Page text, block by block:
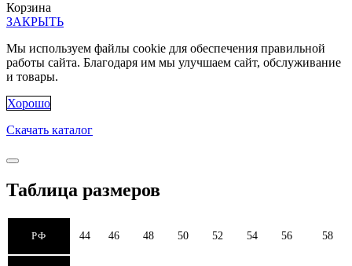
Корзина
ЗАКРЫТЬ
Мы используем файлы cookie для обеспечения правильной
работы сайта. Благодаря им мы улучшаем сайт, обслуживание
и товары.
Хорошо
Скачать каталог
Таблица размеров
РФ 44 46 48 50 52 54 56 58